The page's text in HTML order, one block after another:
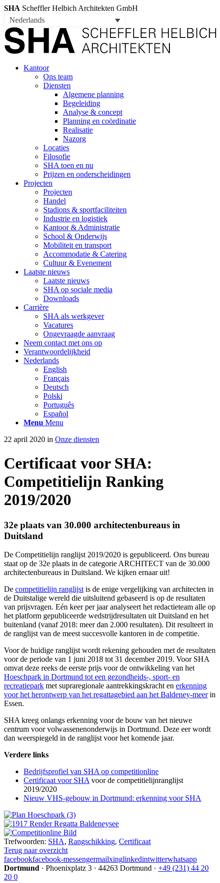
SHA Scheffler Helbich Architekten GmbH
Nederlands
Kantoor
Ons team
Diensten
Algemene planning
Begeleiding
Analyse & concept
Planning en coördinatie
Realisatie
Nazorg
Locaties
Filosofie
SHA toen en nu
Prijzen en onderscheidingen
Projecten
Projecten
Handel
Stadions & sportfaciliteiten
Industrie en logistiek
Kantoor & Administratie
School & Onderwijs
Mobiliteit en transport
Accommodatie & Catering
Cultuur & Evenement
Laatste nieuws
Laatste nieuws
SHA op sociale media
Downloads
Carrière
SHA als werkgever
Vacatures
Ongevraagde aanvraag
Neem contact met ons op
Verantwoordelijkheid
Nederlands
English
Français
Deutsch
Polski
Português
Español
Menu Menu
22 april 2020 in Onze diensten
Certificaat voor SHA:
Competitielijn Ranking
2019/2020
32e plaats van 30.000 architectenbureaus in
Duitsland
De Competitielijn ranglijst 2019/2020 is gepubliceerd. Ons bureau
staat op de 32e plaats in de categorie ARCHITECT van de 30.000
architectenbureaus in Duitsland. We kijken ernaar uit!
De competitielijn ranglijst is de enige vergelijking van architecten in
de Duitstalige wereld die uitsluitend gebaseerd is op de resultaten
van prijsvragen. Eén keer per jaar analyseert het redactieteam alle op
het platform gepubliceerde wedstrijdresultaten uit Duitsland en het
buitenland (vanaf 2018: meer dan 2.000 resultaten). Dit resulteert in
de ranglijst van de meest succesvolle kantoren in de competitie.
Voor de huidige ranglijst wordt rekening gehouden met de resultaten
voor de periode van 1 juni 2018 tot 31 december 2019. Voor SHA
omvat deze reeks de eerste prijs voor de ontwikkeling van het
Hoeschpark in Dortmund tot een gezondheids-, sport- en
recreatiepark met supraregionale aantrekkingskracht en erkenning
voor het herontwerp van het regattagebied aan het Baldeney-meerin
Essen.
SHA kreeg onlangs erkenning voor de bouw van het nieuwe
centrum voor volwassenenonderwijs in Dortmund. Deze eer wordt
dan weerspiegeld in de ranglijst voor het komende jaar.
Verdere links
Bedrijfsprofiel van SHA op competitionline
Certificaat voor SHA voor de competitielijnranglijst
2019/2020
Nieuw VHS-gebouw in Dortmund: erkenning voor SHA
Trefwoorden: SHA, Rangschikking, Certificaat
Terug naar overzicht
facebookfacebook-messengermailxinglinkedintwitterwhatsapp
Dortmund · Phoenixplatz 3 · 44263 Dortmund · +49 (231) 44 20
20 0